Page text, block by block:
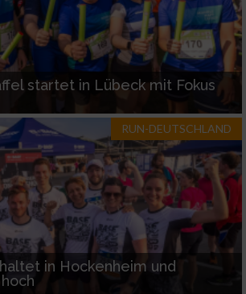
startet in Lübeck mit Fokus
RUN-DEUTSCHLAND
in Hockenheim und